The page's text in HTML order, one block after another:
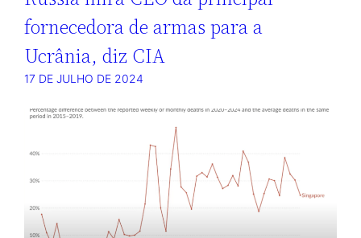
fornecedora de armas para a
Ucrânia, diz CIA
17 DE JULHO DE 2024